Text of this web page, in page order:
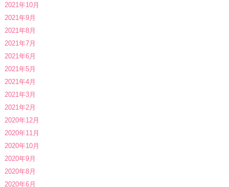
2021年10月
2021年9月
2021年8月
2021年7月
2021年6月
2021年5月
2021年4月
2021年3月
2021年2月
2020年12月
2020年11月
2020年10月
2020年9月
2020年8月
2020年6月